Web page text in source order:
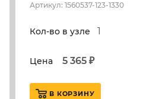
Артикул: 1560537-123-1330
Кол-во в узле 1
Цена 5 365 ₽
В КОРЗИНУ